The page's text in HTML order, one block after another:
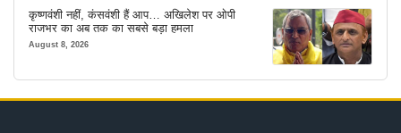
कृष्णवंशी नहीं, कंसवंशी हैं आप… अखिलेश पर ओपी
राजभर का अब तक का सबसे बड़ा हमला
August 8, 2026